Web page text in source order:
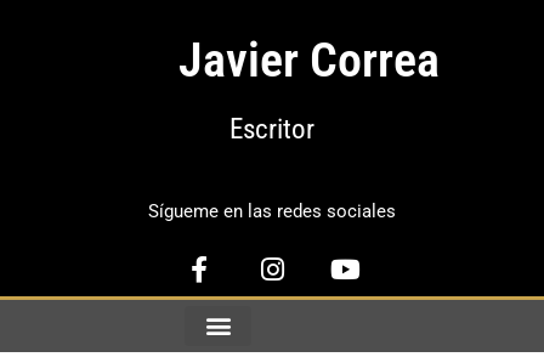
Javier Correa
Escritor
Sígueme en las redes sociales